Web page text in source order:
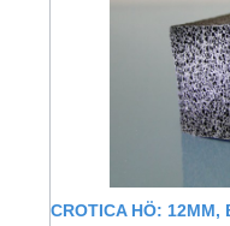
CROTICA HÖ: 12MM,